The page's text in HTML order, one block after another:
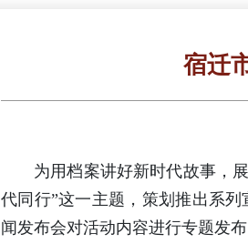
宿迁
为用档案讲好新时代故事，
代同行”这一主题，策划推出系
闻发布会对活动内容进行专题发布